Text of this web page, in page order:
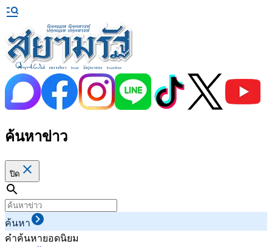
ค้นหาข่าว
ปิด
ค้นหา
คำค้นหายอดนิยม